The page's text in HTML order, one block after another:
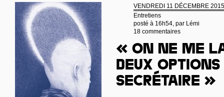
VENDREDI 11 DÉCEMBRE 2015
Entretiens
posté à 16h54, par Lémi
18 commentaires
« On ne me
deux options
secrétaire »